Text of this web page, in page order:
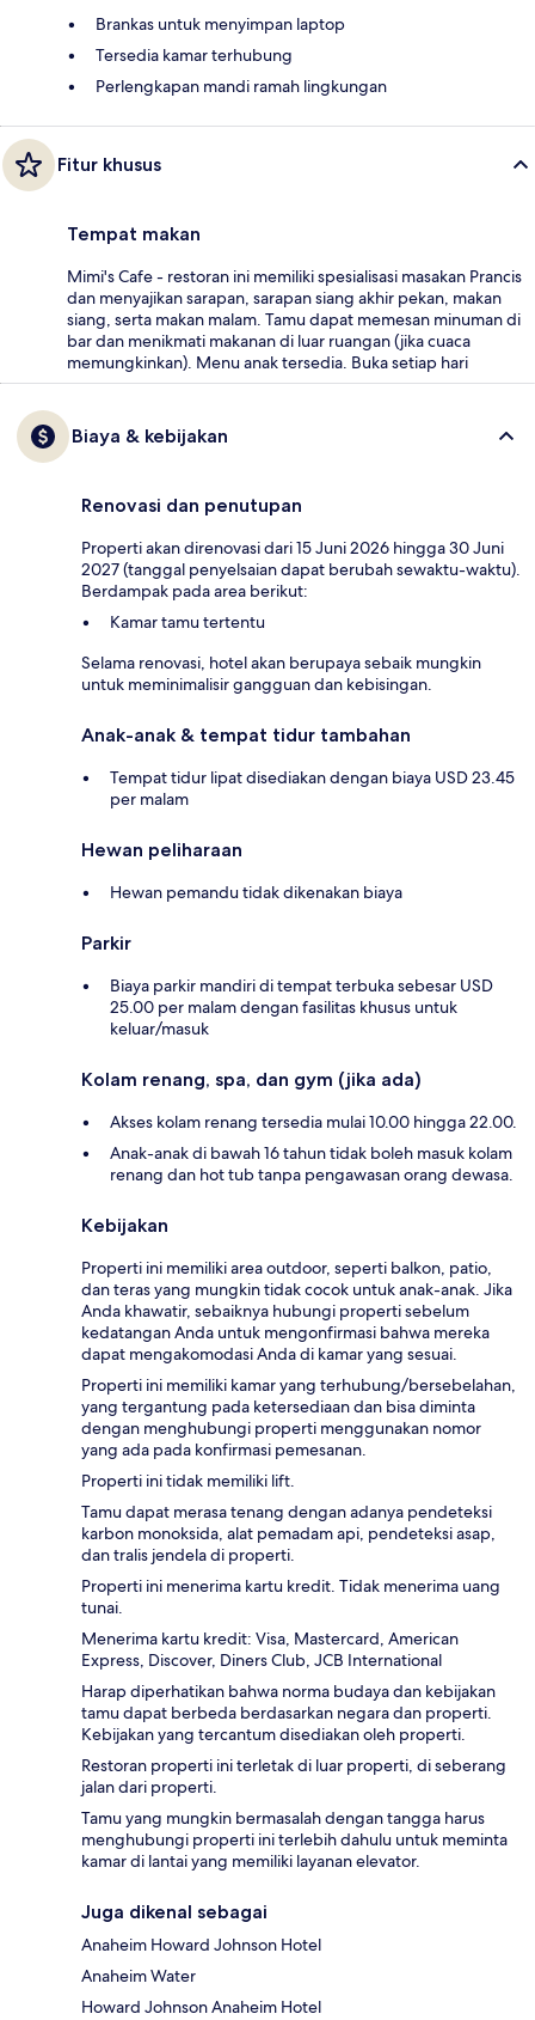
Brankas untuk menyimpan laptop
Tersedia kamar terhubung
Perlengkapan mandi ramah lingkungan
Fitur khusus
Tempat makan
Mimi's Cafe - restoran ini memiliki spesialisasi masakan Prancis
dan menyajikan sarapan, sarapan siang akhir pekan, makan
siang, serta makan malam. Tamu dapat memesan minuman di
bar dan menikmati makanan di luar ruangan (jika cuaca
memungkinkan). Menu anak tersedia. Buka setiap hari
Biaya & kebijakan
Renovasi dan penutupan
Properti akan direnovasi dari 15 Juni 2026 hingga 30 Juni
2027 (tanggal penyelsaian dapat berubah sewaktu-waktu).
Berdampak pada area berikut:
Kamar tamu tertentu
Selama renovasi, hotel akan berupaya sebaik mungkin
untuk meminimalisir gangguan dan kebisingan.
Anak-anak & tempat tidur tambahan
Tempat tidur lipat disediakan dengan biaya USD 23.45
per malam
Hewan peliharaan
Hewan pemandu tidak dikenakan biaya
Parkir
Biaya parkir mandiri di tempat terbuka sebesar USD
25.00 per malam dengan fasilitas khusus untuk
keluar/masuk
Kolam renang, spa, dan gym (jika ada)
Akses kolam renang tersedia mulai 10.00 hingga 22.00.
Anak-anak di bawah 16 tahun tidak boleh masuk kolam
renang dan hot tub tanpa pengawasan orang dewasa.
Kebijakan
Properti ini memiliki area outdoor, seperti balkon, patio,
dan teras yang mungkin tidak cocok untuk anak-anak. Jika
Anda khawatir, sebaiknya hubungi properti sebelum
kedatangan Anda untuk mengonfirmasi bahwa mereka
dapat mengakomodasi Anda di kamar yang sesuai.
Properti ini memiliki kamar yang terhubung/bersebelahan,
yang tergantung pada ketersediaan dan bisa diminta
dengan menghubungi properti menggunakan nomor
yang ada pada konfirmasi pemesanan.
Properti ini tidak memiliki lift.
Tamu dapat merasa tenang dengan adanya pendeteksi
karbon monoksida, alat pemadam api, pendeteksi asap,
dan tralis jendela di properti.
Properti ini menerima kartu kredit. Tidak menerima uang
tunai.
Menerima kartu kredit: Visa, Mastercard, American
Express, Discover, Diners Club, JCB International
Harap diperhatikan bahwa norma budaya dan kebijakan
tamu dapat berbeda berdasarkan negara dan properti.
Kebijakan yang tercantum disediakan oleh properti.
Restoran properti ini terletak di luar properti, di seberang
jalan dari properti.
Tamu yang mungkin bermasalah dengan tangga harus
menghubungi properti ini terlebih dahulu untuk meminta
kamar di lantai yang memiliki layanan elevator.
Juga dikenal sebagai
Anaheim Howard Johnson Hotel
Anaheim Water
Howard Johnson Anaheim Hotel